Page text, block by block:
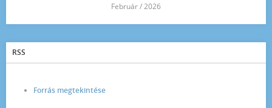
Február / 2026
RSS
Forrás megtekintése